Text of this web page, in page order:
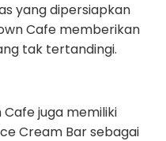
yang dipersiapkan
Cafe memberikan
tak tertandingi.
juga memiliki
Cream Bar sebagai